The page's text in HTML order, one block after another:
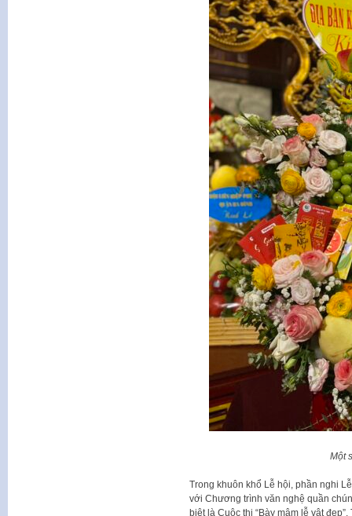
Một
Trong khuôn khổ Lễ hội, phần nghi
với Chương trình văn nghệ quần
biệt là Cuộc thi “Bày mâm lễ vật